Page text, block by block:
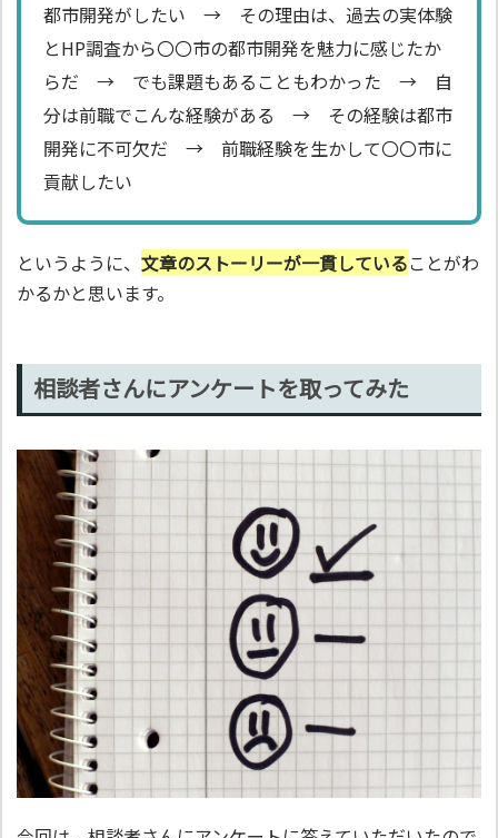
都市開発がしたい → その理由は、過去の実体験
とHP調査から〇〇市の都市開発を魅力に感じたか
らだ → でも課題もあることもわかった → 自
分は前職でこんな経験がある → その経験は都市
開発に不可欠だ → 前職経験を生かして〇〇市に
貢献したい
というように、 文章のストーリーが一貫していることがわ
かるかと思います。
相談者さんにアンケートを取ってみた